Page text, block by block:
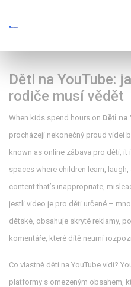
Děti na YouTube:
rodiče musí vědět
When kids spend hours on Děti na
procházejí nekonečný proud videí
known as online zábava pro děti, it
spaces where children learn,
content that’s inappropriate,
jestli video je pro děti určené –
dětské, obsahuje skryté reklamy,
komentáře, které dítě neumí
Co vlastně děti na YouTube vidí?
platformy s omezeným obsahem,